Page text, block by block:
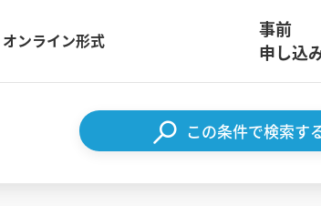
オンライン形式
事前
申し込
この条件で検索す